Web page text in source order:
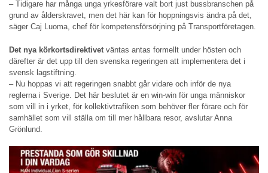
– Tidigare har många unga yrkesförare valt bort just bussbranschen på
grund av ålderskravet, men det här kan för hoppningsvis ändra på det,
säger Caj Luoma, chef för kompetensförsörjning på Transportföretagen.
Det nya körkortsdirektivet väntas antas formellt under hösten och
därefter är det upp till den svenska regeringen att implementera det i
svensk lagstiftning.
– Nu hoppas vi att regeringen snabbt går vidare och inför de nya
reglerna i Sverige. Det här beslutet är en win-win för unga människor
som vill in i yrket, för kollektivtrafiken som behöver fler förare och för
samhället som vill ställa om till mer hållbara resor, avslutar Anna
Grönlund.